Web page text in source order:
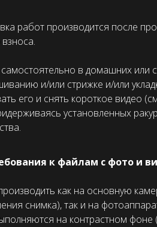
работ производится после
в домашних или
и/или стрижке и/или
его и снять короткое видео
установленных
к файлам с фото и
как на основную
снимка), так и на
на контрастном